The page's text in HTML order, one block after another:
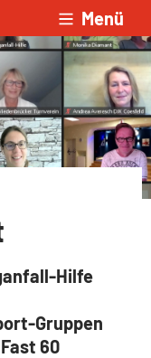
Menü
Hilfe
Gruppen
60